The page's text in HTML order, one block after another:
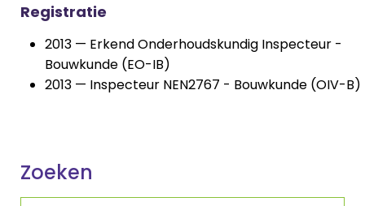
Registratie
2013 — Erkend Onderhoudskundig Inspecteur -
Bouwkunde (EO-IB)
2013 — Inspecteur NEN2767 - Bouwkunde (OIV-B)
Zoeken